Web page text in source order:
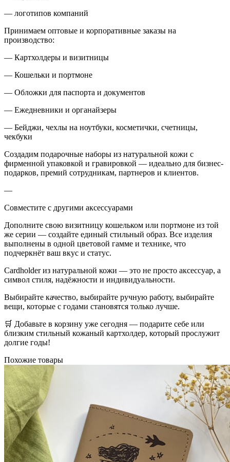
— логотипов компаний
Принимаем оптовые и корпоративные заказы на
производство:
— Картхолдеры и визитницы
— Кошельки и портмоне
— Обложки для паспорта и документов
— Ежедневники и органайзеры
— Бейджи, чехлы на ноутбуки, косметички, счетницы,
чекбуки
Создадим подарочные наборы из натуральной кожи с
фирменной упаковкой и гравировкой — идеально для бизнес-
подарков, премий сотрудникам, партнеров и клиентов.
—
Совместите с другими аксессуарами
Дополните свою визитницу кошельком или портмоне из той
же серии — создайте единый стильный образ. Все изделия
выполнены в одной цветовой гамме и технике, что
подчеркнёт ваш вкус и статус.
Cardholder из натуральной кожи — это не просто аксессуар, а
символ стиля, надёжности и индивидуальности.
Выбирайте качество, выбирайте ручную работу, выбирайте
вещи, которые с годами становятся только лучше.
🛒 Добавьте в корзину уже сегодня — подарите себе или
близким стильный кожаный картхолдер, который прослужит
долгие годы!
Похожие товары